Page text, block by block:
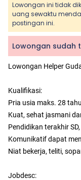
Lowongan ini tidak
uang sewaktu
postingan ini.
Lowongan sudah
Lowongan Helper
Kualifikasi:
Pria usia maks. 28
Kuat, sehat jasmani
Pendidikan terakhir
Komunikatif dapat
Niat bekerja, teliti,
Jobdesc: